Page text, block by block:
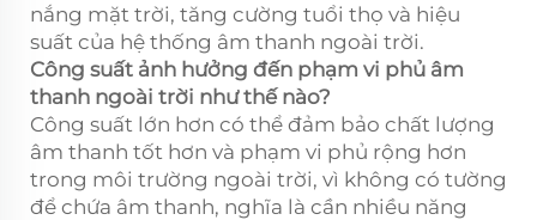
nắng mặt trời, tăng cường tuổi thọ và hiệu
suất của hệ thống âm thanh ngoài trời.
Công suất ảnh hưởng đến phạm vi phủ âm
thanh ngoài trời như thế nào?
Công suất lớn hơn có thể đảm bảo chất lượng
âm thanh tốt hơn và phạm vi phủ rộng hơn
trong môi trường ngoài trời, vì không có tường
để chứa âm thanh, nghĩa là cần nhiều năng